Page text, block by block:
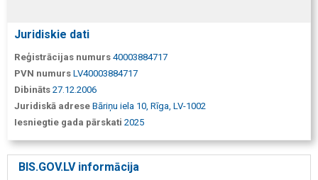
Juridiskie dati
Reģistrācijas numurs 40003884717
PVN numurs LV40003884717
Dibināts 27.12.2006
Juridiskā adrese Bāriņu iela 10, Rīga, LV-1002
Iesniegtie gada pārskati 2025
BIS.GOV.LV informācija